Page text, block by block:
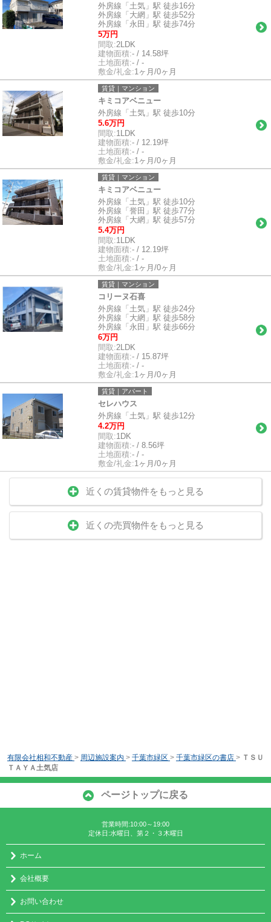
外房線「土気」駅 徒歩16分
外房線「大網」駅 徒歩52分
外房線「永田」駅 徒歩74分
5万円
間取:2LDK
建物面積:- / 14.58坪
土地面積:- / -
敷金/礼金:1ヶ月/0ヶ月
賃貸｜マンション
キミコアベニュー
外房線「土気」駅 徒歩10分
5.6万円
間取:1LDK
建物面積:- / 12.19坪
土地面積:- / -
敷金/礼金:1ヶ月/0ヶ月
賃貸｜マンション
キミコアベニュー
外房線「土気」駅 徒歩10分
外房線「誉田」駅 徒歩77分
外房線「大網」駅 徒歩57分
5.4万円
間取:1LDK
建物面積:- / 12.19坪
土地面積:- / -
敷金/礼金:1ヶ月/0ヶ月
賃貸｜マンション
コリーヌ石喜
外房線「土気」駅 徒歩24分
外房線「大網」駅 徒歩58分
外房線「永田」駅 徒歩66分
6万円
間取:2LDK
建物面積:- / 15.87坪
土地面積:- / -
敷金/礼金:1ヶ月/0ヶ月
賃貸｜アパート
セレハウス
外房線「土気」駅 徒歩12分
4.2万円
間取:1DK
建物面積:- / 8.56坪
土地面積:- / -
敷金/礼金:1ヶ月/0ヶ月
近くの賃貸物件をもっと見る
近くの売買物件をもっと見る
有限会社相和不動産 > 周辺施設案内 > 千葉市緑区 > 千葉市緑区の書店 > ＴＳＵ
ＴＡＹＡ土気店
ページトップに戻る
営業時間:10:00～19:00
定休日:水曜日、第２・３木曜日
ホーム
会社概要
お問い合わせ